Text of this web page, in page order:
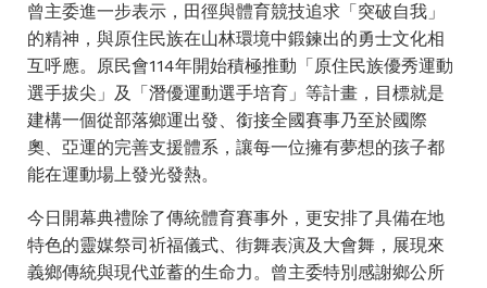
曾主委進一步表示，田徑與體育競技追求「突破自我」
的精神，與原住民族在山林環境中鍛鍊出的勇士文化相
互呼應。原民會114年開始積極推動「原住民族優秀運動
選手拔尖」及「潛優運動選手培育」等計畫，目標就是
建構一個從部落鄉運出發、銜接全國賽事乃至於國際
奧、亞運的完善支援體系，讓每一位擁有夢想的孩子都
能在運動場上發光發熱。
今日開幕典禮除了傳統體育賽事外，更安排了具備在地
特色的靈媒祭司祈福儀式、街舞表演及大會舞，展現來
義鄉傳統與現代並蓄的生命力。曾主委特別感謝鄉公所